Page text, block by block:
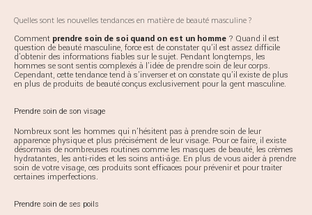
Quelles sont les nouvelles tendances en matière de beauté masculine ?
Comment prendre soin de soi quand on est un homme ? Quand il est
question de beauté masculine, force est de constater qu’il est assez difficile
d’obtenir des informations fiables sur le sujet. Pendant longtemps, les
hommes se sont sentis complexés à l’idée de prendre soin de leur corps.
Cependant, cette tendance tend à s’inverser et on constate qu’il existe de plus
en plus de produits de beauté conçus exclusivement pour la gent masculine.
Prendre soin de son visage
Nombreux sont les hommes qui n’hésitent pas à prendre soin de leur
apparence physique et plus précisément de leur visage. Pour ce faire, il existe
désormais de nombreuses routines comme les masques de beauté, les crèmes
hydratantes, les anti-rides et les soins anti-âge. En plus de vous aider à prendre
soin de votre visage, ces produits sont efficaces pour prévenir et pour traiter
certaines imperfections.
Prendre soin de ses poils